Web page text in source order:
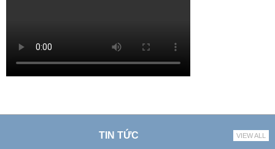
TIN TỨC VIEW ALL